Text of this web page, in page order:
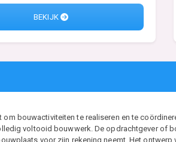
BEKIJK
bouwactiviteiten te realiseren en te
voltooid bouwwerk. De opdrachtgever of
voor zijn rekening neemt. Het